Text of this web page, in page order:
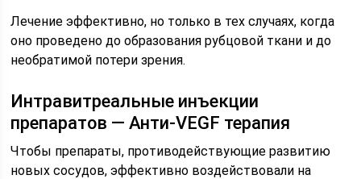
Лечение эффективно, но только в тех случаях, когда
оно проведено до образования рубцовой ткани и до
необратимой потери зрения.
Интравитреальные инъекции
препаратов — Анти-VEGF терапия
Чтобы препараты, противодействующие развитию
новых сосудов, эффективно воздействовали на